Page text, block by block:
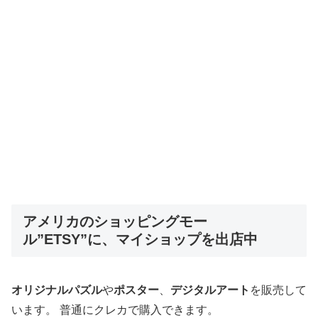
アメリカのショッピングモー
ル”ETSY”に、マイショップを出店中
オリジナルパズルやポスター デジタルアート を販売して
います。 普通にクレカで購入できます。